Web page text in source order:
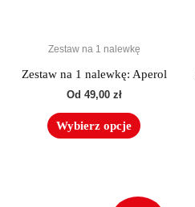
Zestaw na 1 nalewkę
Zestaw na 1 nalewkę: Aperol
Od 49,00 zł
Wybierz opcje
stronie
produktu
Ten